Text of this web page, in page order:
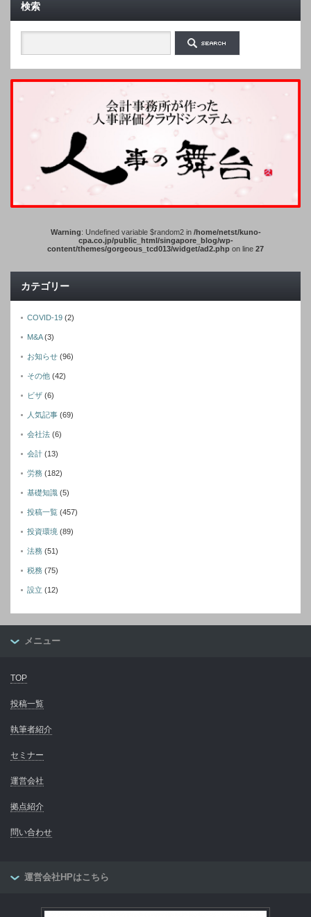
検索
Warning: Undefined variable $random2 in /home/netst/kuno-
cpa.co.jp/public_html/singapore_blog/wp-
content/themes/gorgeous_tcd013/widget/ad2.php on line 27
カテゴリー
COVID-19 (2)
M&A(3)
お知らせ (96)
その他 (42)
ビザ (6)
人気記事 (69)
会社法 (6)
会計 (13)
労務 (182)
基礎知識 (5)
投稿一覧 (457)
投資環境 (89)
法務 (51)
税務 (75)
設立 (12)
メニュー
TOP
投稿一覧
執筆者紹介
セミナー
運営会社
拠点紹介
問い合わせ
運営会社HPはこちら